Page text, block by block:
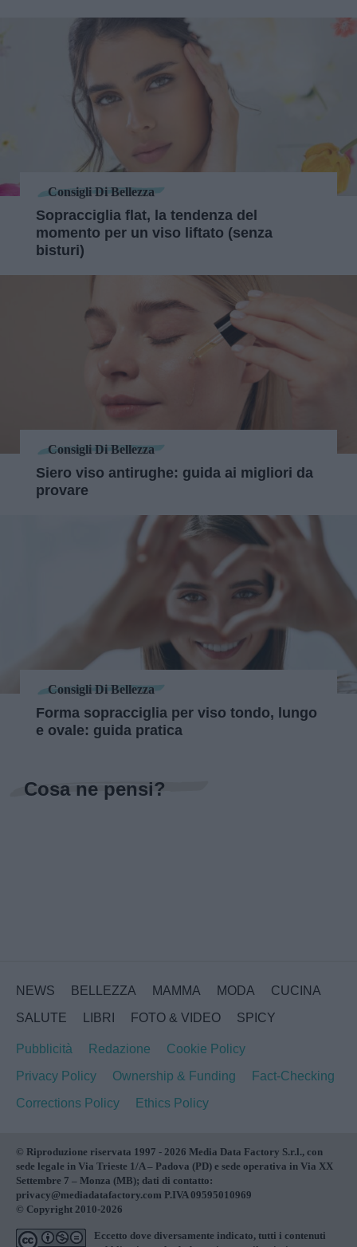
Consigli Di Bellezza
Sopracciglia flat, la tendenza del
momento per un viso liftato (senza
bisturi)
Consigli Di Bellezza
Siero viso antirughe: guida ai migliori da
provare
Consigli Di Bellezza
Forma sopracciglia per viso tondo, lungo
e ovale: guida pratica
Cosa ne pensi?
NEWS BELLEZZA MAMMA MODA
CUCINA
SALUTE
LIBRI FOTO & VIDEO SPICY
Pubblicità Redazione
Cookie Policy
Privacy Policy
Ownership & Funding
Fact-Checking
Corrections Policy
Ethics Policy
© Riproduzione riservata 1997 - 2026 Media Data Factory S.r.l., con
sede legale in Via Trieste 1/A – Padova (PD) e sede operativa in Via XX
Settembre 7 – Monza (MB); dati di contatto:
privacy@mediadatafactory.com P.IVA 09595010969
© Copyright 2010-2026
Eccetto dove diversamente indicato, tutti i contenuti